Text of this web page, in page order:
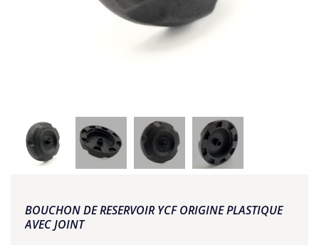
BOUCHON DE RESERVOIR YCF ORIGINE PLASTIQUE
AVEC JOINT